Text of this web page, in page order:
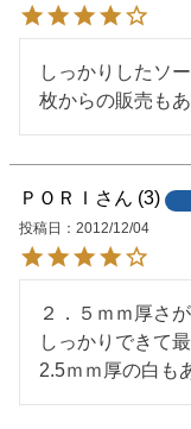
しっかりしたソ
枚からの販売も
ＰＯＲＩ 3
投稿日
2012/12/04
２．５ｍｍ厚さ
しっかりできて最
2.5ｍｍ厚の白も